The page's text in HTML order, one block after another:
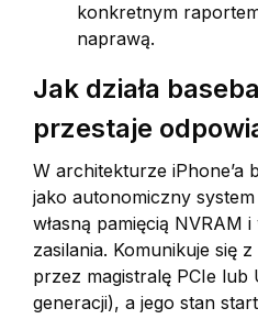
konkretnym
naprawą.
Jak działa
przestaje
W architekturze iPhone’a
jako autonomiczny
własną pamięcią NVRAM
zasilania. Komunikuje się
przez magistralę PCIe lub
generacji), a jego stan